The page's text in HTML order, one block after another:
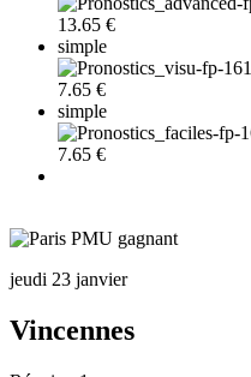
13.65 €
simple
7.65 €
simple
7.65 €
jeudi 23 janvier
Vincennes